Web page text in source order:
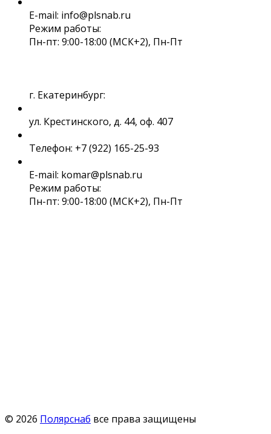
E-mail: info@plsnab.ru
Режим работы:
Пн-пт: 9:00-18:00 (МСК+2), Пн-Пт
г. Екатеринбург:
ул. Крестинского, д. 44, оф. 407
Телефон: +7 (922) 165-25-93
E-mail: komar@plsnab.ru
Режим работы:
Пн-пт: 9:00-18:00 (МСК+2), Пн-Пт
© 2026 Полярснаб все права защищены